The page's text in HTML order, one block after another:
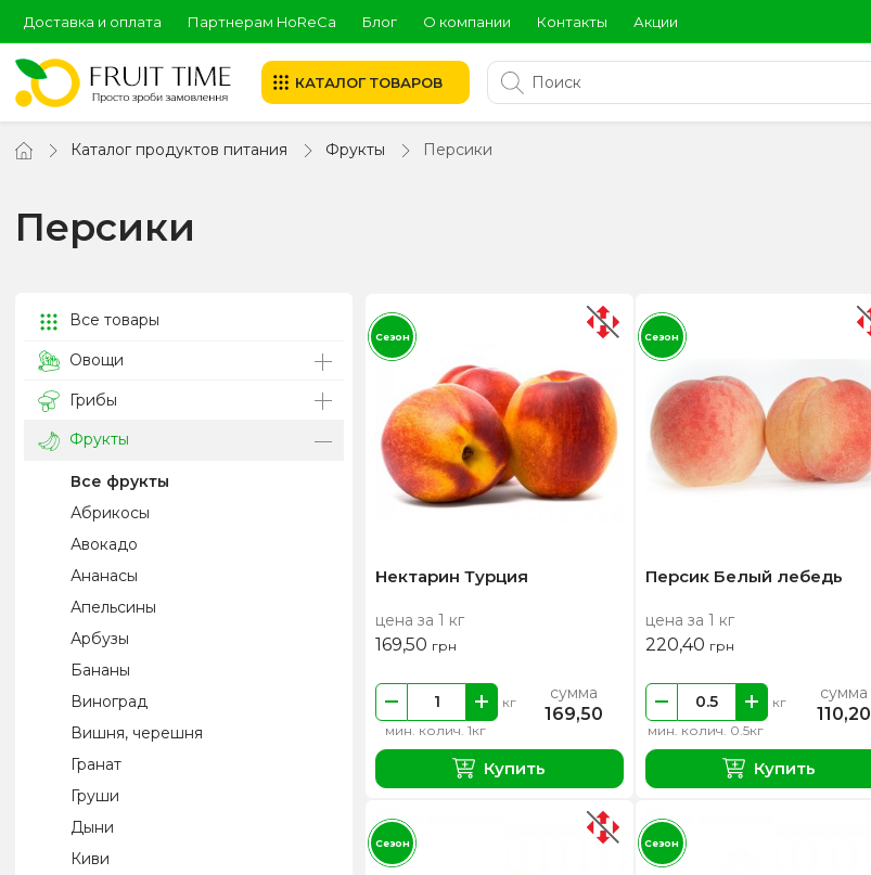
Доставка и оплата Партнерам HoReCa Блог О компании Контакты Акции
КАТАЛОГ ТОВАРОВ
Каталог продуктов питания Фрукты Персики
Персики
Все товары
Овощи
Грибы
Фрукты
Все фрукты
Абрикосы
Авокадо
Ананасы
Апельсины
Арбузы
Бананы
Виноград
Вишня, черешня
Гранат
Груши
Дыни
Киви
Нектарин Турция
цена за 1 кг
169,50 грн
мин. колич. 1кг
кг сумма
169,50
Купить
Сезон
Персик Белый лебедь
цена за 1 кг
220,40 грн
мин. колич. 0.5кг
кг сумма
110,20
Купить
Сезон
Сезон Сезон